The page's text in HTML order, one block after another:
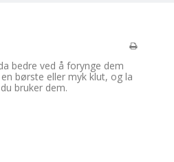
bedre ved å forynge dem
børste eller myk klut, og la
bruker dem.